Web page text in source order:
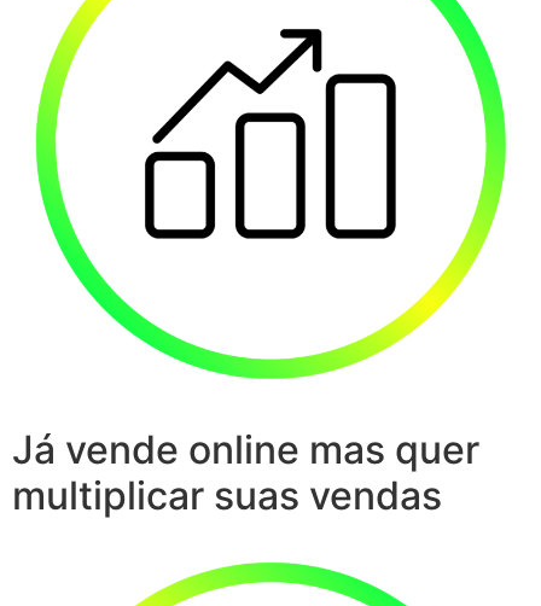
Já vende online mas quer
multiplicar suas vendas